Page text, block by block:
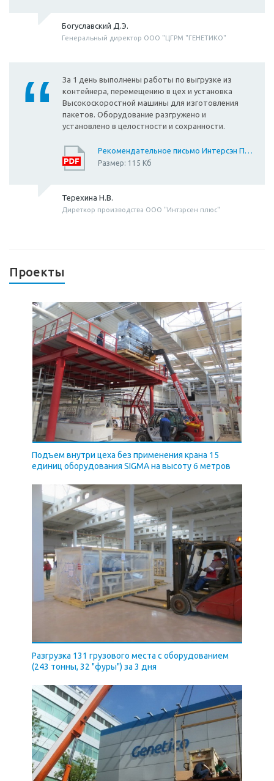
Богуславский Д.Э.
Генеральный директор ООО "ЦГРМ "ГЕНЕТИКО"
За 1 день выполнены работы по выгрузке из
контейнера, перемещению в цех и установка
Высокоскоростной машины для изготовления
пакетов. Оборудование разгружено и
установлено в целостности и сохранности.
Рекомендательное письмо Интерсэн Плюс
Размер: 115 Кб
Терехина Н.В.
Диреткор производства ООО "Интэрсен плюс"
Проекты
Подъем внутри цеха без применения крана 15
единиц оборудования SIGMA на высоту 6 метров
Разгрузка 131 грузового места с оборудованием
(243 тонны, 32 "фуры") за 3 дня